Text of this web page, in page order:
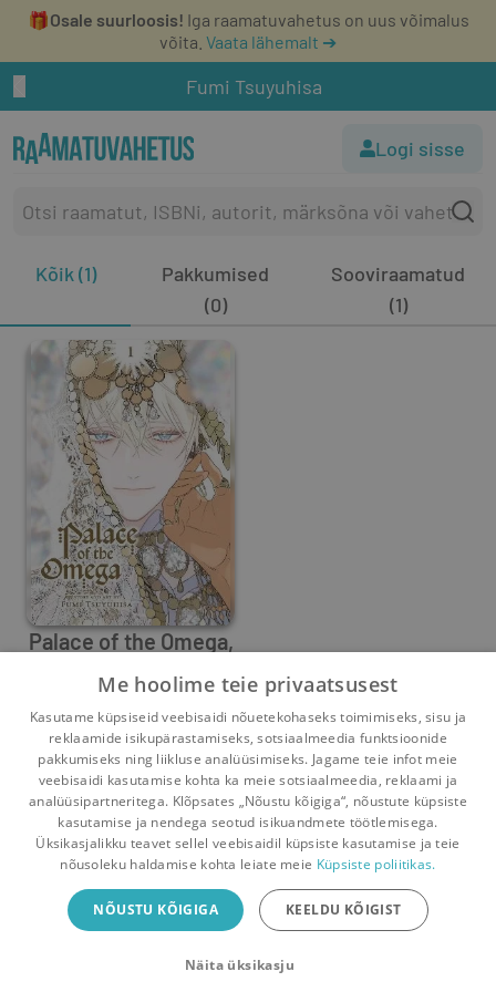
🎁Osale suurloosis! Iga raamatuvahetus on uus võimalus
võita. Vaata lähemalt ➔
Fumi Tsuyuhisa
Logi sisse
Kõik (1)
Pakkumised
(0)
Sooviraamatud
(1)
Palace of the Omega,
Vol. 1
0 1
Pealehele Ostukorv Sõnumid Teated Konto
Raamatuvahetuse mobiiliäpp
Vaheta raamatuid veelgi mugavamalt!
Me hoolime teie privaatsusest
Kasutame küpsiseid veebisaidi nõuetekohaseks toimimiseks, sisu ja
reklaamide isikupärastamiseks, sotsiaalmeedia funktsioonide
pakkumiseks ning liikluse analüüsimiseks. Jagame teie infot meie
veebisaidi kasutamise kohta ka meie sotsiaalmeedia, reklaami ja
analüüsipartneritega. Klõpsates „Nõustu kõigiga“, nõustute küpsiste
kasutamise ja nendega seotud isikuandmete töötlemisega.
Üksikasjalikku teavet sellel veebisaidil küpsiste kasutamise ja teie
nõusoleku haldamise kohta leiate meie Küpsiste poliitikas.
NÕUSTU KÕIGIGA KEELDU KÕIGIST
Näita üksikasju